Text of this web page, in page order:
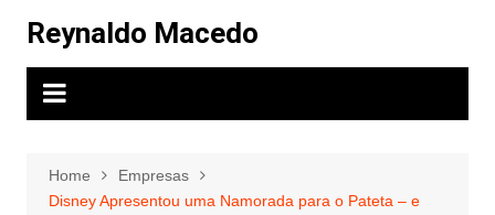
content
Reynaldo Macedo
Home
Empresas
Disney Apresentou uma Namorada para o Pateta – e